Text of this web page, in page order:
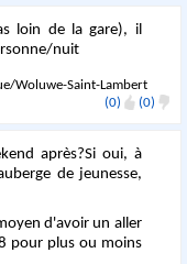
loin de la gare), il
nuit
Woluwe-Saint-Lambert
(0)
(0)
après?Si oui, à
de jeunesse,
d'avoir un aller
pour plus ou moins